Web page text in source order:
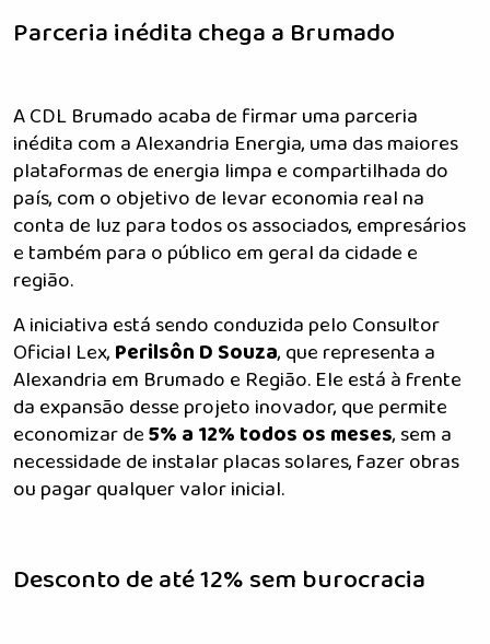
Parceria inédita chega a Brumado
A CDL Brumado acaba de firmar uma parceria
inédita com a Alexandria Energia, uma das maiores
plataformas de energia limpa e compartilhada do
país, com o objetivo de levar economia real na
conta de luz para todos os associados, empresários
e também para o público em geral da cidade e
região.
A iniciativa está sendo conduzida pelo Consultor
Oficial Lex,Perilsôn D Souza, que representa a
Alexandria em Brumado e Região. Ele está à frente
da expansão desse projeto inovador, que permite
economizar de5% a 12% todos os meses, sem a
necessidade de instalar placas solares, fazer obras
ou pagar qualquer valor inicial.
Desconto de até 12% sem burocracia